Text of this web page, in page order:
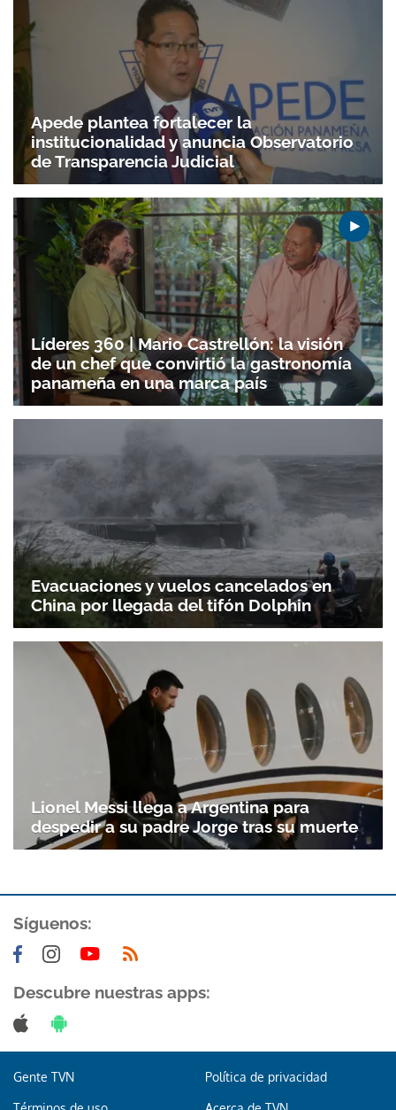
Apede plantea fortalecer la
institucionalidad y anuncia Observatorio
de Transparencia Judicial
Líderes 360 | Mario Castrellón: la visión
de un chef que convirtió la gastronomía
panameña en una marca país
Evacuaciones y vuelos cancelados en
China por llegada del tifón Dolphin
Lionel Messi llega a Argentina para
despedir a su padre Jorge tras su muerte
Síguenos:
Descubre nuestras apps:
Gente TVN Política de privacidad